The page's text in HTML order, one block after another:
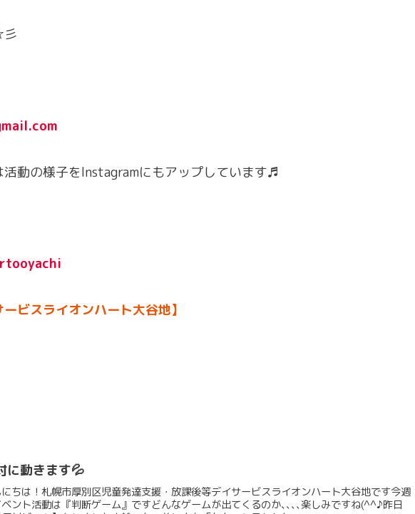
彡
動の様子をInstagramにもアップしています♬
ビスライオンハート大谷地】
に動きます💦
にちは！札幌市厚別区児童発達支援・放課後等デイサービスライオンハート大谷地です今週
ント活動は『判断ゲーム』ですどんなゲームが出てくるのか､､､､楽しみですね(^^♪昨日